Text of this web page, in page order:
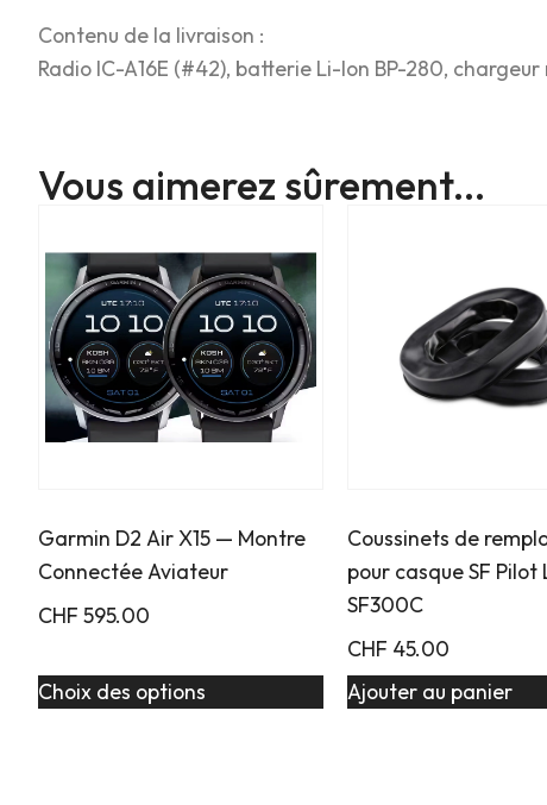
Contenu de la livraison :
Radio IC-A16E (#42), batterie Li-Ion BP-280,
Vous aimerez sûrement...
Garmin D2 Air X15 — Montre
Connectée Aviateur
CHF 595.00
Choix des options
Coussinets de
pour casque SF Pilot
SF300C
CHF 45.00
Ajouter au panier